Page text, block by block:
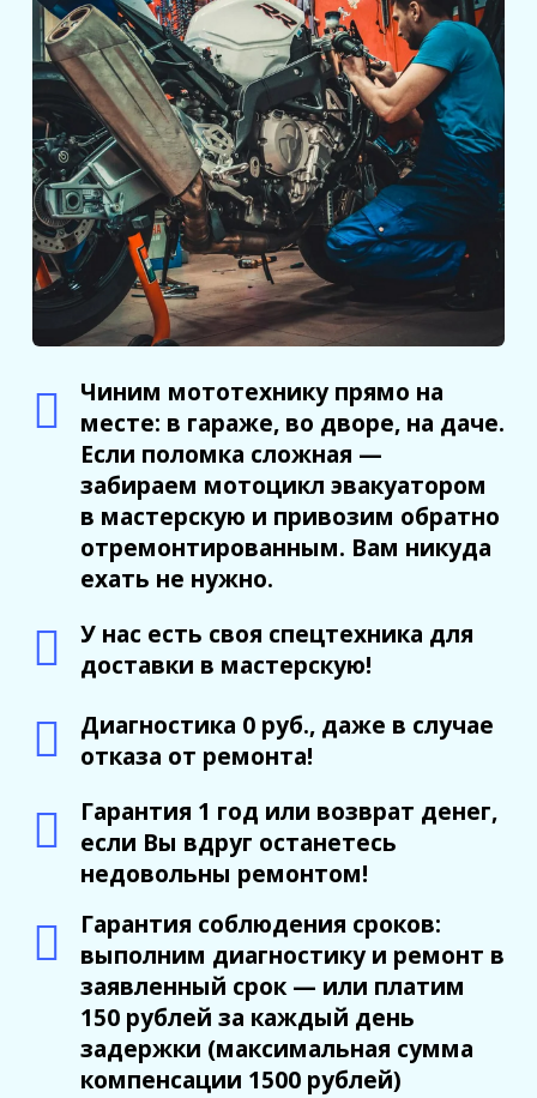
Чиним мототехнику прямо на
месте: в гараже, во дворе, на даче.
Если поломка сложная —
забираем мотоцикл эвакуатором
в мастерскую и привозим обратно
отремонтированным. Вам никуда
ехать не нужно.
У нас есть своя спецтехника для
доставки в мастерскую!
Диагностика 0 руб., даже в случае
отказа от ремонта!
Гарантия 1 год или возврат денег,
если Вы вдруг останетесь
недовольны ремонтом!
Гарантия соблюдения сроков:
выполним диагностику и ремонт в
заявленный срок — или платим
150 рублей за каждый день
задержки (максимальная сумма
компенсации 1500 рублей)